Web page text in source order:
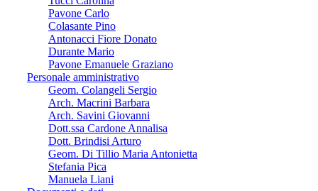
Pavone Carlo
Colasante Pino
Antonacci Fiore Donato
Durante Mario
Pavone Emanuele Graziano
Personale amministrativo
Geom. Colangeli Sergio
Arch. Macrini Barbara
Arch. Savini Giovanni
Dott.ssa Cardone Annalisa
Dott. Brindisi Arturo
Geom. Di Tillio Maria Antonietta
Stefania Pica
Manuela Liani